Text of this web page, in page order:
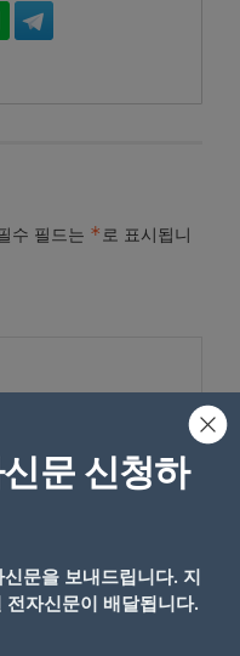
수 필드는 *로 표시됩니
문 신청하
문을 보내드립니다. 지
자신문이 배달됩니다.